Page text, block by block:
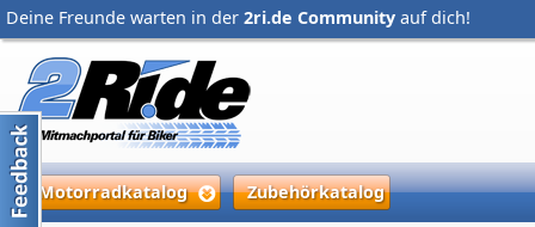
Deine Freunde warten in der 2ri.de Community auf dich!
Motorradkatalog Zubehörkatalog